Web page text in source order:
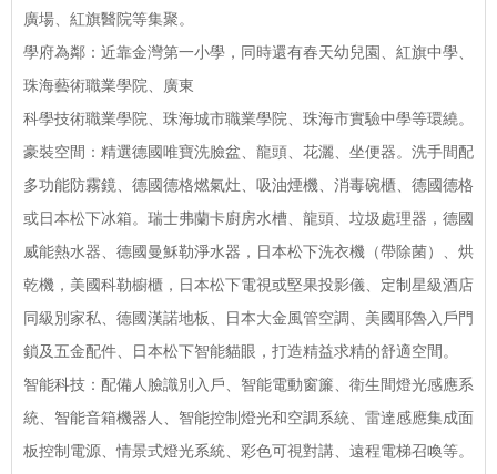
廣場、紅旗醫院等集聚。
學府為鄰：近靠金灣第一小學，同時還有春天幼兒園、紅旗中學、
珠海藝術職業學院、廣東
科學技術職業學院、珠海城市職業學院、珠海市實驗中學等環繞。
豪裝空間：精選德國唯寶洗臉盆、龍頭、花灑、坐便器。洗手間配
多功能防霧鏡、德國德格燃氣灶、吸油煙機、消毒碗櫃、德國德格
或日本松下冰箱。瑞士弗蘭卡廚房水槽、龍頭、垃圾處理器，德國
威能熱水器、德國曼穌勒淨水器，日本松下洗衣機（帶除菌）、烘
乾機，美國科勒櫥櫃，日本松下電視或堅果投影儀、定制星級酒店
同級別家私、德國漢諾地板、日本大金風管空調、美國耶魯入戶門
鎖及五金配件、日本松下智能貓眼，打造精益求精的舒適空間。
智能科技：配備人臉識別入戶、智能電動窗簾、衛生間燈光感應系
統、智能音箱機器人、智能控制燈光和空調系統、雷達感應集成面
板控制電源、情景式燈光系統、彩色可視對講、遠程電梯召喚等。